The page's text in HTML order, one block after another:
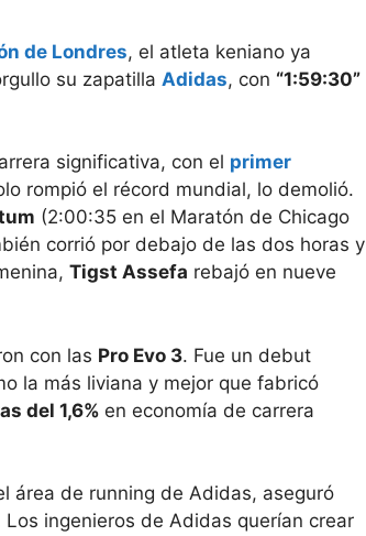
de Londres, el atleta keniano ya
su zapatilla Adidas, con “1:59:30”
significativa, con el primer
rompió el récord mundial, lo demolió.
(2:00:35 en el Maratón de Chicago
corrió por debajo de las dos horas y
Tigst Assefa rebajó en nueve
con las Pro Evo 3. Fue un debut
la más liviana y mejor que fabricó
del 1,6% en economía de carrera
área de running de Adidas, aseguró
Los ingenieros de Adidas querían crear